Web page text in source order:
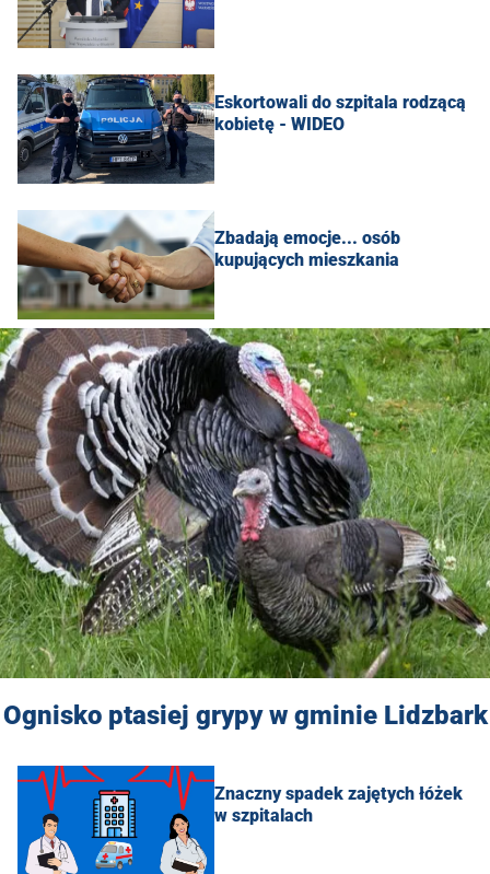
Eskortowali do szpitala rodzącą
kobietę - WIDEO
Zbadają emocje... osób
kupujących mieszkania
Ognisko ptasiej grypy w gminie Lidzbark
Znaczny spadek zajętych łóżek
w szpitalach